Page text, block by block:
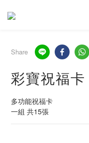
Share
彩寶祝福
多功能祝福卡
一組 共15張